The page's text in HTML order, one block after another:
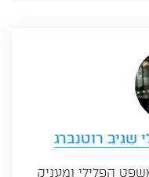
שגיב רוטנברג
הפלילי ומעניק